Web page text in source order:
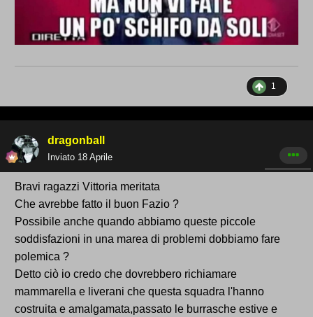
1
dragonball
Inviato 18 Aprile
Bravi ragazzi Vittoria meritata
Che avrebbe fatto il buon Fazio ?
Possibile anche quando abbiamo queste piccole
soddisfazioni in una marea di problemi dobbiamo fare
polemica ?
Detto ciò io credo che dovrebbero richiamare
mammarella e liverani che questa squadra l'hanno
costruita e amalgamata,passato le burrasche estive e